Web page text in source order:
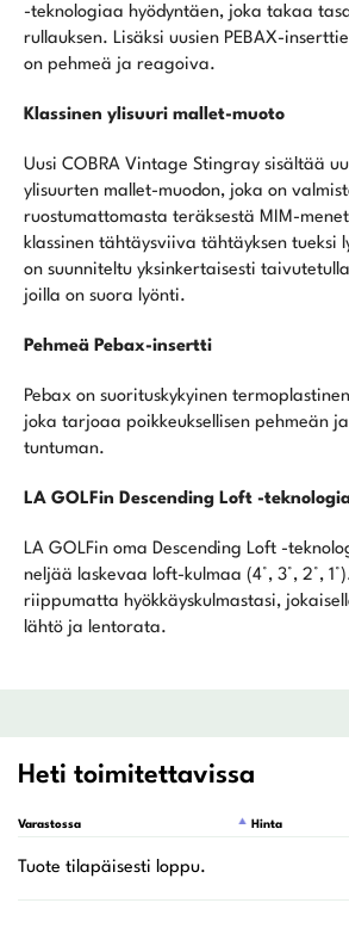
-teknologiaa hyödyntäen, joka takaa
rullauksen. Lisäksi uusien PEBAX-
on pehmeä ja reagoiva.
Klassinen ylisuuri mallet-muoto
Uusi COBRA Vintage Stingray sisältää
ylisuurten mallet-muodon, joka on
ruostumattomasta teräksestä MIM-
klassinen tähtäysviiva tähtäyksen tueksi
on suunniteltu yksinkertaisesti
joilla on suora lyönti.
Pehmeä Pebax-insertti
Pebax on suorituskykyinen
joka tarjoaa poikkeuksellisen pehmeän
tuntuman.
LA GOLFin Descending Loft -
LA GOLFin oma Descending Loft -
neljää laskevaa loft-kulmaa (4°, 3°, 2°,
riippumatta hyökkäyskulmastasi,
lähtö ja lentorata.
Heti toimitettavissa
Varastossa Hinta